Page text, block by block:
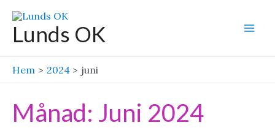
Hoppa
innehåll
Lunds OK
Hem 2024 juni
Månad: Juni 2024